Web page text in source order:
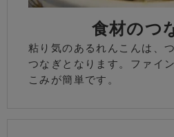
食材のつ
粘り気のあるれんこんは、
つなぎとなります。ファイ
こみが簡単です。